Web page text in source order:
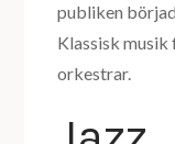
publiken
Klassisk
orkestrar.